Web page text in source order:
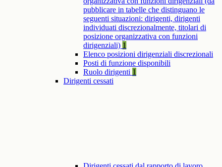
pubblicare in tabelle che distinguano le
seguenti situazioni: dirigenti, dirigenti
individuati discrezionalmente, titolari di
posizione organizzativa con funzioni
dirigenziali) 1
Elenco posizioni dirigenziali discrezionali
Posti di funzione disponibili
Ruolo dirigenti 1
Dirigenti cessati